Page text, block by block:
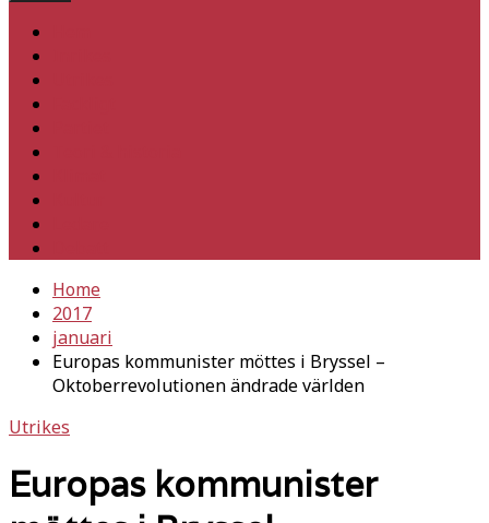
Home
2017
januari
Europas kommunister möttes i Bryssel –
Oktoberrevolutionen ändrade världen
Utrikes
Europas kommunister